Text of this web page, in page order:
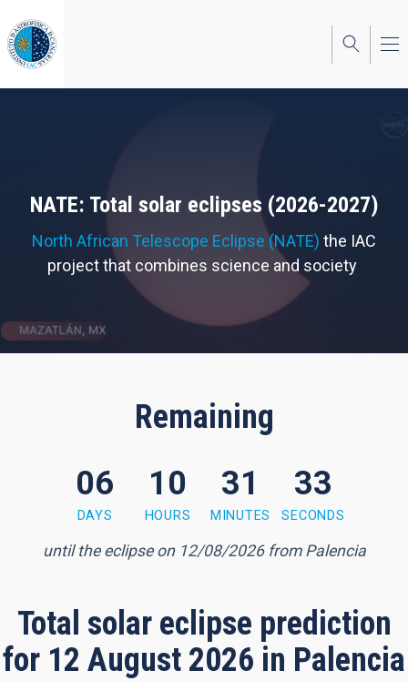
to
main
content
NATE: Total solar eclipses (2026-2027)
North African Telescope Eclipse (NATE) the IAC
project that combines science and society
Remaining
31 seconds
06
DAYS
10
HOURS
31
MINUTES
32
SECONDS
until the eclipse on 12/08/2026 from Palencia
Total solar eclipse prediction
for 12 August 2026 in Palencia